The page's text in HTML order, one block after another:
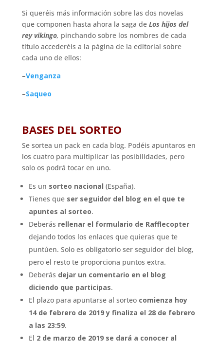
Si queréis más información sobre las dos novelas
que componen hasta ahora la saga de Los hijos del
rey vikingo, pinchando sobre los nombres de cada
título accederéis a la página de la editorial sobre
cada uno de ellos:
–Venganza
–Saqueo
BASES DEL SORTEO
Se sortea un pack en cada blog. Podéis apuntaros en
los cuatro para multiplicar las posibilidades, pero
solo os podrá tocar en uno.
Es un sorteo nacional (España).
Tienes que ser seguidor del blog en el que te
apuntes al sorteo.
Deberás rellenar el formulario de Rafflecopter
dejando todos los enlaces que quieras que te
puntúen. Solo es obligatorio ser seguidor del blog,
pero el resto te proporciona puntos extra.
Deberás dejar un comentario en el blog
diciendo que participas.
El plazo para apuntarse al sorteo comienza hoy
14 de febrero de 2019 y finaliza el 28 de febrero
a las 23:59.
El 2 de marzo de 2019 se dará a conocer al